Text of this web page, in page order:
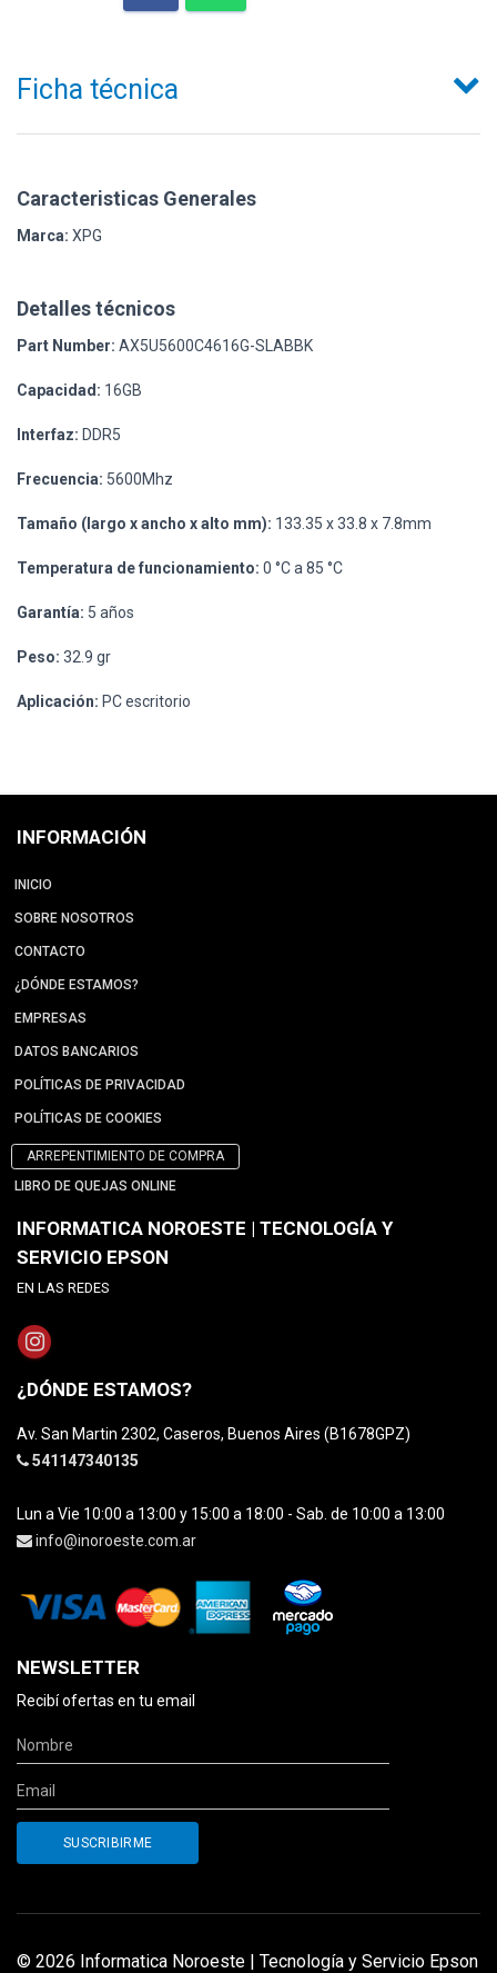
Ficha técnica
Caracteristicas Generales
Marca: XPG
Detalles técnicos
Part Number: AX5U5600C4616G-SLABBK
Capacidad: 16GB
Interfaz: DDR5
Frecuencia: 5600Mhz
Tamaño (largo x ancho x alto mm): 133.35 x 33.8 x 7.8mm
Temperatura de funcionamiento: 0 °C a 85 °C
Garantía: 5 años
Peso: 32.9 gr
Aplicación: PC escritorio
INFORMACIÓN
INICIO
SOBRE NOSOTROS
CONTACTO
¿DÓNDE ESTAMOS?
EMPRESAS
DATOS BANCARIOS
POLÍTICAS DE PRIVACIDAD
POLÍTICAS DE COOKIES
ARREPENTIMIENTO DE COMPRA
LIBRO DE QUEJAS ONLINE
INFORMATICA NOROESTE | TECNOLOGÍA Y
SERVICIO EPSON
EN LAS REDES
¿DÓNDE ESTAMOS?
Av. San Martin 2302, Caseros, Buenos Aires (B1678GPZ)
541147340135
Lun a Vie 10:00 a 13:00 y 15:00 a 18:00 - Sab. de 10:00 a 13:00
info@inoroeste.com.ar
NEWSLETTER
Recibí ofertas en tu email
© 2026 Informatica Noroeste | Tecnología y Servicio Epson